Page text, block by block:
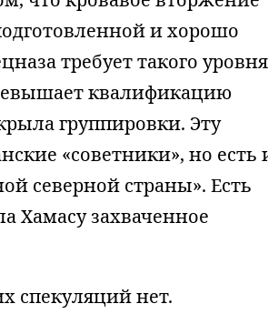
и хорошо
требует такого уровня
квалификацию
группировки. Эту
«советники», но есть
северной страны». Есть
Хамасу захваченное
спекуляций нет.